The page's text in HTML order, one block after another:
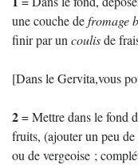
une couche defromage
finir par uncoulisde
[Dans le Gervita,vous
2= Mettre dans le fond
fruits, (ajouter un peu
ou de vergeoise ;